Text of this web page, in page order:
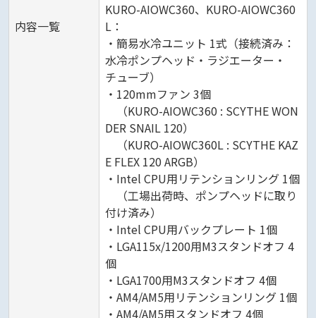
内容一覧
KURO-AIOWC360、KURO-AIOWC360
L：
・簡易水冷ユニット 1式（接続済み：
水冷ポンプヘッド・ラジエーター・
チューブ）
・120mmファン 3個
（KURO-AIOWC360 : SCYTHE WON
DER SNAIL 120）
（KURO-AIOWC360L : SCYTHE KAZ
E FLEX 120 ARGB）
・Intel CPU用リテンションリング 1個
（工場出荷時、ポンプヘッドに取り
付け済み）
・Intel CPU用バックプレート 1個
・LGA115x/1200用M3スタンドオフ 4
個
・LGA1700用M3スタンドオフ 4個
・AM4/AM5用リテンションリング 1個
・AM4/AM5用スタンドオフ 4個